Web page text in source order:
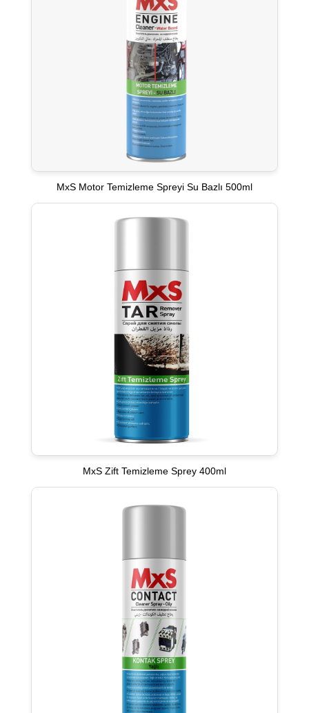
MxS Motor Temizleme Spreyi Su Bazlı 500ml
MxS Zift Temizleme Sprey 400ml